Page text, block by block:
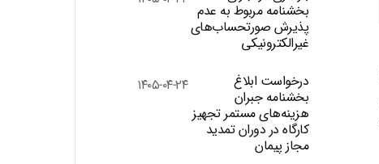
بخشنامه مربوط به عدم
پذیرش صورتحساب‌های
غیرالکترونیکی
درخواست ابلاغ
بخشنامه جبران
هزینه‌های مستمر تجهیز
کارگاه در دوران تمدید
مجاز پیمان
۱۴۰۵-۰۴-۲۴